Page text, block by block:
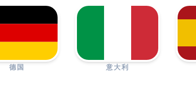
德国 意大利